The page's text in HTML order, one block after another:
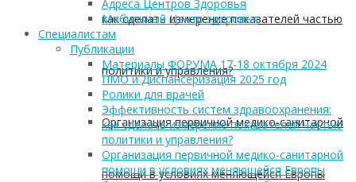
как сделать измерение показателей частью
политики и управления?
Организация первичной медико-санитарной
помощи в условиях меняющейся Европы
Адреса Центров Здоровья
Мобильный Центр здоровья
Cпециалистам
Публикации
Материалы ФОРУМА 17-18 октября 2024
ПМО и Диспансеризация 2025 год
Ролики для врачей
Эффективность систем здравоохранения:
как сделать измерение показателей частью
политики и управления?
Организация первичной медико-санитарной
помощи в условиях меняющейся Европы